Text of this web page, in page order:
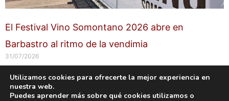
El Festival Vino Somontano 2026 abre en
Barbastro al ritmo de la vendimia
31/07/2026
Copyright © 2026 labuenavidaenzaragoza.com
Sitio web protegido porMantenimiento web Zaragoza
Utilizamos cookies para ofrecerte la mejor experiencia en
nuestra web.
Puedes aprender más sobre qué cookies utilizamos o